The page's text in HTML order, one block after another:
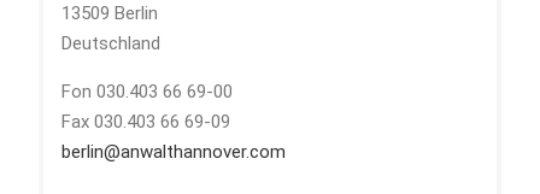
13509 Berlin
Deutschland
Fon 030.403 66 69-00
Fax 030.403 66 69-09
berlin@anwalthannover.com